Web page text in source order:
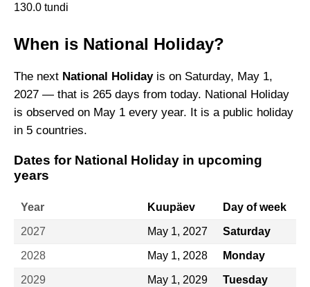
130.0 tundi
When is National Holiday?
The next National Holidayis on Saturday, May 1,
2027 — that is 265 days from today. National Holiday
is observed on May 1 every year. It is a public holiday
in 5 countries.
Dates for National Holiday in upcoming
years
Year Kuupäev Day of week
2027 May 1, 2027 Saturday
2028 May 1, 2028 Monday
2029 May 1, 2029 Tuesday